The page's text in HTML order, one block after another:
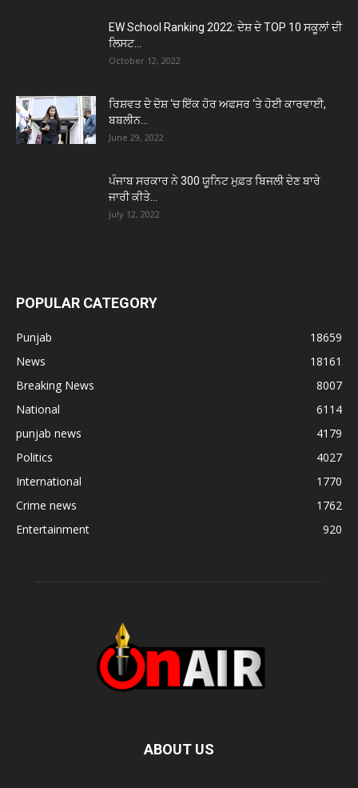
EW School Ranking 2022: ਦੇਸ਼ ਦੇ TOP 10 ਸਕੂਲਾਂ ਦੀ
ਲਿਸਟ...
October 12, 2022
ਰਿਸ਼ਵਤ ਦੇ ਦੋਸ਼ ‘ਚ ਇੱਕ ਹੋਰ ਅਫਸਰ ‘ਤੇ ਹੋਈ ਕਾਰਵਾਈ,
ਬਬਲੀਨ...
June 29, 2022
ਪੰਜਾਬ ਸਰਕਾਰ ਨੇ 300 ਯੂਨਿਟ ਮੁਫ਼ਤ ਬਿਜਲੀ ਦੇਣ ਬਾਰੇ
ਜਾਰੀ ਕੀਤੇ...
July 12, 2022
POPULAR CATEGORY
Punjab
18659
News
18161
Breaking News
8007
National
6114
punjab news
4179
Politics
4027
International
1770
Crime news
1762
Entertainment
920
ABOUT US